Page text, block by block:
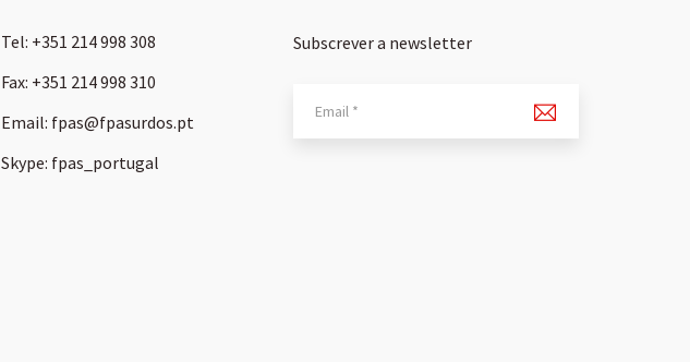
Tel: +351 214 998 308
Fax: +351 214 998 310
Email: fpas@fpasurdos.pt
Skype: fpas_portugal
Subscrever a newsletter